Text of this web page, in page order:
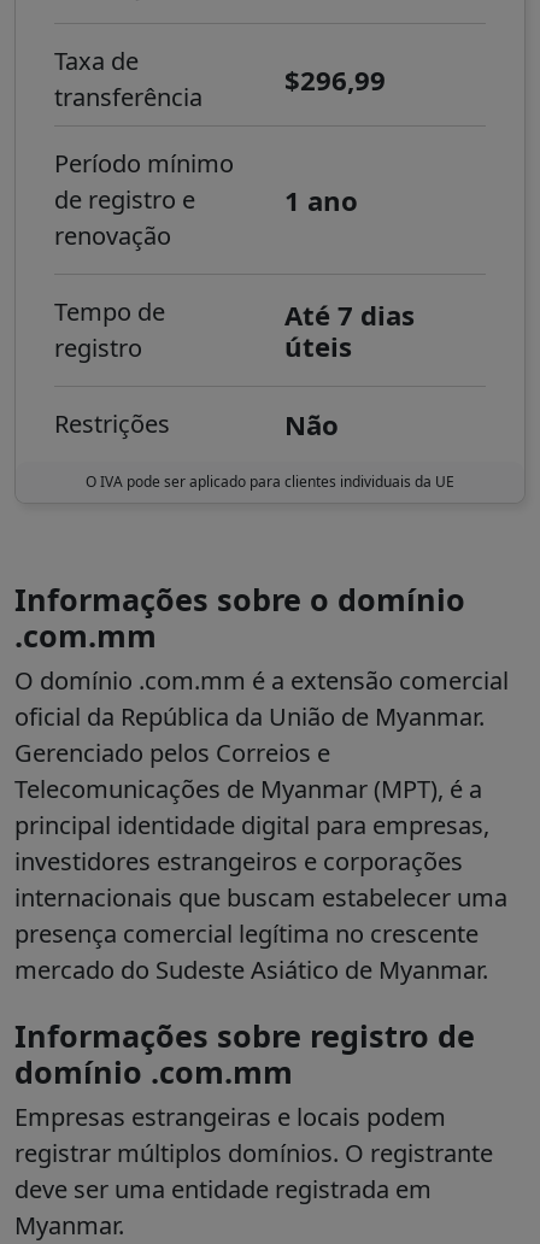
Taxa de
transferência
$296,99
Período mínimo
de registro e
renovação
1 ano
Tempo de
registro
Até 7 dias
úteis
Restrições Não
O IVA pode ser aplicado para clientes individuais da UE
Informações sobre o domínio
.com.mm
O domínio .com.mm é a extensão comercial
oficial da República da União de Myanmar.
Gerenciado pelos Correios e
Telecomunicações de Myanmar (MPT), é a
principal identidade digital para empresas,
investidores estrangeiros e corporações
internacionais que buscam estabelecer uma
presença comercial legítima no crescente
mercado do Sudeste Asiático de Myanmar.
Informações sobre registro de
domínio .com.mm
Empresas estrangeiras e locais podem
registrar múltiplos domínios. O registrante
deve ser uma entidade registrada em
Myanmar.